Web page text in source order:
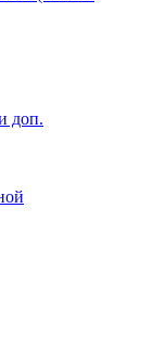
доп.